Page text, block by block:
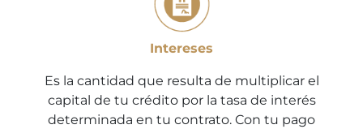
Intereses
Es la cantidad que resulta de multiplicar el
capital de tu crédito por la tasa de interés
determinada en tu contrato. Con tu pago